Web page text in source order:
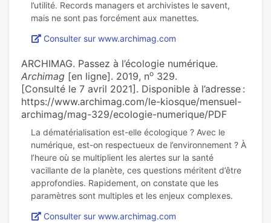
l’utilité. Records managers et archivistes le savent,
Consulter sur www.archimag.com
ARCHIMAG. Passez à l’écologie numérique.
Archimag [en ligne]. 2019, no 329.
[Consulté le 7 avril 2021]. Disponible à l’adresse :
https://www.archimag.com/le-kiosque/mensuel-
archimag/mag-329/ecologie-numerique/PDF
La dématérialisation est-elle écologique ? Avec le
numérique, est-on respectueux de l’environnement ? À
l’heure où se multiplient les alertes sur la santé
vacillante de la planète, ces questions méritent d’être
approfondies. Rapidement, on constate que les
Consulter sur www.archimag.com